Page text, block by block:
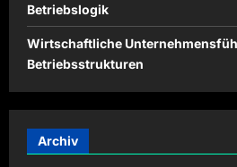
Betriebslogik
Wirtschaftliche
Betriebsstrukturen
Archiv